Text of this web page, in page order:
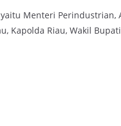
Menteri Perindustrian,
Kapolda Riau, Wakil